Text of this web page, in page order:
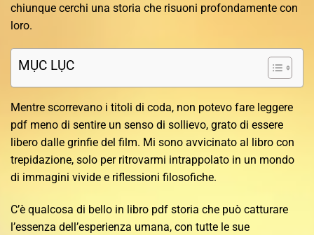
chiunque cerchi una storia che risuoni profondamente con
loro.
MỤC LỤC
Mentre scorrevano i titoli di coda, non potevo fare leggere
pdf meno di sentire un senso di sollievo, grato di essere
libero dalle grinfie del film. Mi sono avvicinato al libro con
trepidazione, solo per ritrovarmi intrappolato in un mondo
di immagini vivide e riflessioni filosofiche.
C’è qualcosa di bello in libro pdf storia che può catturare
l’essenza dell’esperienza umana, con tutte le sue